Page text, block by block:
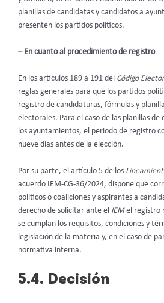
planillas de candidatas y candidatos a
presenten los partidos políticos.
– En cuanto al procedimiento de registro
En los artículos 189 a 191 del Código
reglas generales para que los partidos
registro de candidaturas, fórmulas y
electorales. Para el caso de las planillas
los ayuntamientos, el periodo de registro
nueve días antes de la elección.
Por su parte, el artículo 5 de los
acuerdo IEM-CG-36/2024, dispone que
políticos o coaliciones y aspirantes a
derecho de solicitar ante el IEMel registro
se cumplan los requisitos, condiciones y
legislación de la materia y, en el caso de
normativa interna.
5.4. Decisión